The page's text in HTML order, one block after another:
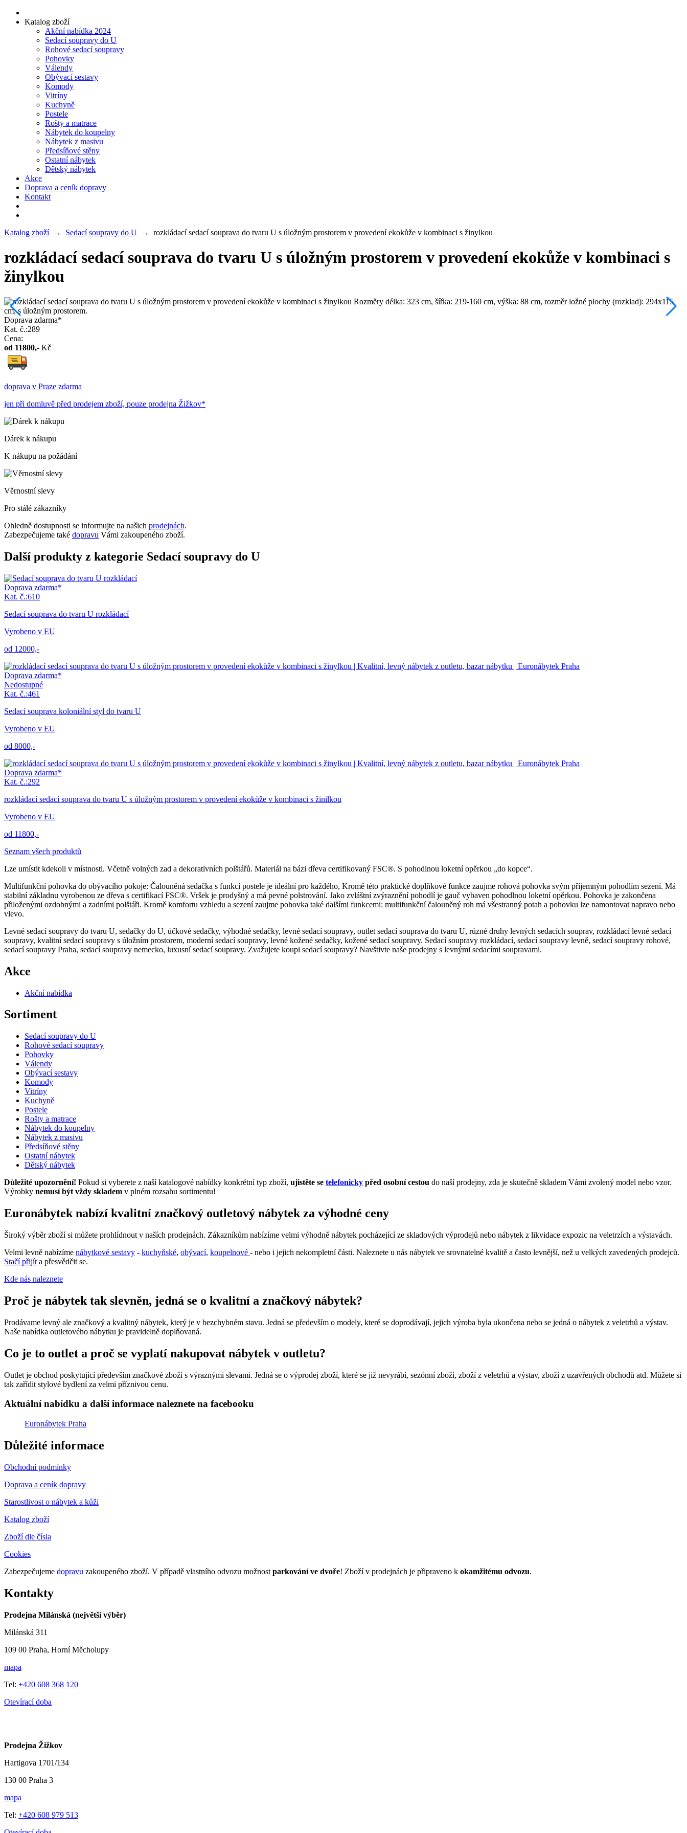
Katalog zboží
Akční nabídka 2024
Sedací soupravy do U
Rohové sedací soupravy
Pohovky
Válendy
Obývací sestavy
Komody
Vitríny
Kuchyně
Postele
Rošty a matrace
Nábytek do koupelny
Nábytek z masivu
Předsíňové stěny
Ostatní nábytek
Dětský nábytek
Akce
Doprava a ceník dopravy
Kontakt
Katalog zboží→ Sedací soupravy do U → rozkládací sedací souprava do tvaru U s úložným prostorem v provedení ekokůže v kombinaci s žinylkou
rozkládací sedací souprava do tvaru U s úložným prostorem v provedení ekokůže v kombinaci s
žinylkou
Doprava zdarma*
Kat. č.:289
Cena:
od 11800,- Kč
doprava v Praze zdarma
jen při domluvě před prodejem zboží, pouze prodejna Žižkov*
Dárek k nákupu
K nákupu na požádání
Věrnostní slevy
Pro stálé zákazníky
Ohledně dostupnosti se informujte na našich prodejnách.
Zabezpečujeme také dopravu Vámi zakoupeného zboží.
Další produkty z kategorie Sedací soupravy do U
Doprava zdarma*
Kat. č.:610
Sedací souprava do tvaru U rozkládací
Vyrobeno v EU
od 12000,-
Doprava zdarma*
Nedostupné
Kat. č.:461
Sedací souprava koloniální styl do tvaru U
Vyrobeno v EU
od 8000,-
Doprava zdarma*
Kat. č.:292
rozkládací sedací souprava do tvaru U s úložným prostorem v provedení ekokůže v kombinaci s žinilkou
Vyrobeno v EU
od 11800,-
Seznam všech produktů
Lze umístit kdekoli v místnosti. Včetně volných zad a dekorativních polštářů. Materiál na bázi dřeva certifikovaný FSC®. S pohodlnou loketní opěrkou „do kopce“.
Multifunkční pohovka do obývacího pokoje: Čalouněná sedačka s funkcí postele je ideální pro každého, Kromě této praktické doplňkové funkce zaujme rohová pohovka svým příjemným pohodlím sezení. Má
stabilní základnu vyrobenou ze dřeva s certifikací FSC®. Vršek je prodyšný a má pevné polstrování. Jako zvláštní zvýraznění pohodlí je gauč vybaven pohodlnou loketní opěrkou. Pohovka je zakončena
přiloženými ozdobnými a zadními polštáři. Kromě komfortu vzhledu a sezení zaujme pohovka také dalšími funkcemi: multifunkční čalouněný roh má všestranný potah a pohovku lze namontovat napravo nebo
vlevo.
Levné sedací soupravy do tvaru U, sedačky do U, účkové sedačky, výhodné sedačky, levné sedací soupravy, outlet sedací souprava do tvaru U, různé druhy levných sedacích souprav, rozkládací levné sedací
soupravy, kvalitní sedací soupravy s úložním prostorem, moderní sedací soupravy‎, levné kožené sedačky, kožené sedací soupravy. Sedací soupravy rozkládací, sedací soupravy levně, sedací soupravy rohové,
sedací soupravy Praha, sedací soupravy nemecko, luxusní sedací soupravy. Zvažujete koupi sedací soupravy? Navštivte naše prodejny s levnými sedacími soupravami.
Akce
Akční nabídka
Sortiment
Sedací soupravy do U
Rohové sedací soupravy
Pohovky
Válendy
Obývací sestavy
Komody
Vitríny
Kuchyně
Postele
Rošty a matrace
Nábytek do koupelny
Nábytek z masivu
Předsíňové stěny
Ostatní nábytek
Dětský nábytek
Důležité upozornění! Pokud si vyberete z naší katalogové nabídky konkrétní typ zboží, ujistěte se telefonicky před osobní cestou do naší prodejny, zda je skutečně skladem Vámi zvolený model nebo vzor.
Výrobky nemusí být vždy skladem v plném rozsahu sortimentu!
Euronábytek nabízí kvalitní značkový outletový nábytek za výhodné ceny
Široký výběr zboží si můžete prohlídnout v naších prodejnách. Zákazníkům nabízíme velmi výhodně nábytek pocházející ze skladových výprodejů nebo nábytek z likvidace expozic na veletrzích a výstavách.
Velmi levně nabízíme nábytkové sestavy - kuchyňské, obývací, koupelnové - nebo i jejich nekompletní části. Naleznete u nás nábytek ve srovnatelné kvalitě a často levnější, než u velkých zavedených prodejců.
Stačí přijít a přesvědčit se.
Kde nás naleznete
Proč je nábytek tak slevněn, jedná se o kvalitní a značkový nábytek?
Prodávame levný ale značkový a kvalitný nábytek, který je v bezchybném stavu. Jedná se především o modely, které se doprodávají, jejich výroba byla ukončena nebo se jedná o nábytek z veletrhů a výstav.
Naše nabídka outletového nábytku je pravidelně doplňovaná.
Co je to outlet a proč se vyplatí nakupovat nábytek v outletu?
Outlet je obchod poskytující především značkové zboží s výraznými slevami. Jedná se o výprodej zboží, které se již nevyrábí, sezónní zboží, zboží z veletrhů a výstav, zboží z uzavřených obchodů atd. Můžete si
tak zařídit stylové bydlení za velmi příznivou cenu.
Aktuální nabídku a další informace naleznete na facebooku
Euronábytek Praha
Důležité informace
Obchodní podmínky
Doprava a ceník dopravy
Starostlivost o nábytek a kůži
Katalog zboží
Zboží dle čísla
Cookies
Zabezpečujeme dopravu zakoupeného zboží. V případě vlastního odvozu možnost parkování ve dvoře! Zboží v prodejnách je připraveno k okamžitému odvozu.
Kontakty
Prodejna Milánská (největší výběr)
Milánská 311
109 00 Praha, Horní Měcholupy
mapa
Tel: +420 608 368 120
Otevírací doba
Prodejna Žižkov
Hartigova 1701/134
130 00 Praha 3
mapa
Tel: +420 608 979 513